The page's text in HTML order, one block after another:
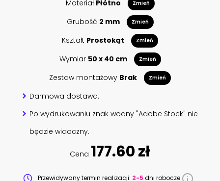
Materiał Płótno Zmień
Grubość 2 mm Zmień
Kształt Prostokąt Zmień
Wymiar 50 x 40 cm Zmień
Zestaw montażowy Brak Zmień
Darmowa dostawa.
Po wydrukowaniu znak wodny "Adobe Stock" nie
będzie widoczny.
Cena 177.60 zł
Przewidywany termin realizacji: 2-5 dni robocze